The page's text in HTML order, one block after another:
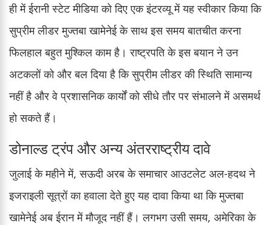
ही में ईरानी स्टेट मीडिया को दिए एक इंटरव्यू में यह स्वीकार किया कि
सुप्रीम लीडर मुज्तबा खामेनेई के साथ इस समय बातचीत करना
फिलहाल बहुत मुश्किल काम है। राष्ट्रपति के इस बयान ने उन
अटकलों को और बल दिया है कि सुप्रीम लीडर की स्थिति सामान्य
नहीं है और वे प्रशासनिक कार्यों को सीधे तौर पर संभालने में असमर्थ
हो सकते हैं।
डोनाल्ड ट्रंप और अन्य अंतरराष्ट्रीय दावे
जुलाई के महीने में, सऊदी अरब के समाचार आउटलेट अल-हदथ ने
इजराइली सूत्रों का हवाला देते हुए यह दावा किया था कि मुज्तबा
खामेनेई अब ईरान में मौजूद नहीं हैं। लगभग उसी समय, अमेरिका के